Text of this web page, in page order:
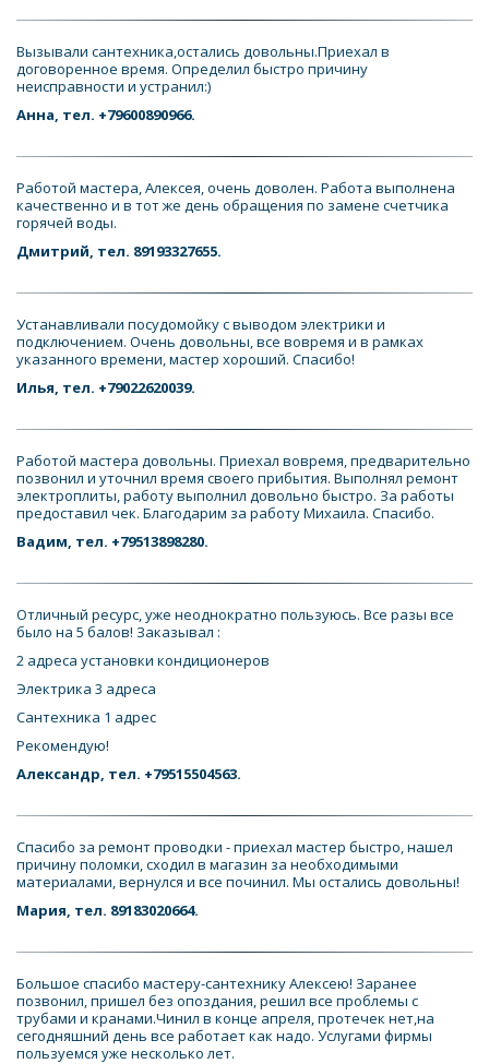
Вызывали сантехника,остались довольны.Приехал в
договоренное время. Определил быстро причину
неисправности и устранил:)
Анна, тел. +79600890966.
Работой мастера, Алексея, очень доволен. Работа выполнена
качественно и в тот же день обращения по замене счетчика
горячей воды.
Дмитрий, тел. 89193327655.
Устанавливали посудомойку с выводом электрики и
подключением. Очень довольны, все вовремя и в рамках
указанного времени, мастер хороший. Спасибо!
Илья, тел. +79022620039.
Работой мастера довольны. Приехал вовремя, предварительно
позвонил и уточнил время своего прибытия. Выполнял ремонт
электроплиты, работу выполнил довольно быстро. За работы
предоставил чек. Благодарим за работу Михаила. Спасибо.
Вадим, тел. +79513898280.
Отличный ресурс, уже неоднократно пользуюсь. Все разы все
было на 5 балов! Заказывал :
2 адреса установки кондиционеров
Электрика 3 адреса
Сантехника 1 адрес
Рекомендую!
Александр, тел. +79515504563.
Спасибо за ремонт проводки - приехал мастер быстро, нашел
причину поломки, сходил в магазин за необходимыми
материалами, вернулся и все починил. Мы остались довольны!
Мария, тел. 89183020664.
Большое спасибо мастеру-сантехнику Алексею! Заранее
позвонил, пришел без опоздания, решил все проблемы с
трубами и кранами.Чинил в конце апреля, протечек нет,на
сегодняшний день все работает как надо. Услугами фирмы
пользуемся уже несколько лет.